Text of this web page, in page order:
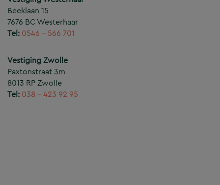
Beeklaan 15
7676 BC Westerhaar
Tel: 0546 – 566 701
Vestiging Zwolle
Paxtonstraat 3m
8013 RP Zwolle
Tel: 038 – 423 92 95